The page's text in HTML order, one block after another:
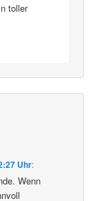
toller
Uhr:
Wenn